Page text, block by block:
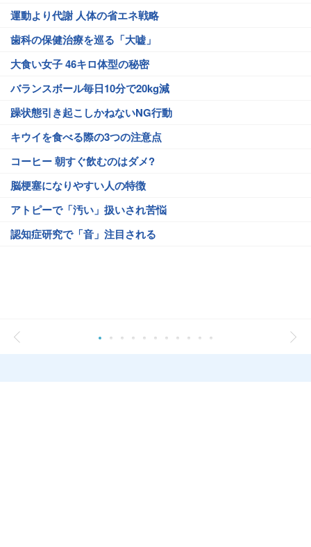
運動より代謝 人体の省エネ戦略
歯科の保健治療を巡る「大嘘」
大食い女子 46キロ体型の秘密
バランスボール毎日10分で20kg減
躁状態引き起こしかねないNG行動
キウイを食べる際の3つの注意点
コーヒー 朝すぐ飲むのはダメ?
脳梗塞になりやすい人の特徴
アトピーで「汚い」扱いされ苦悩
認知症研究で「音」注目される